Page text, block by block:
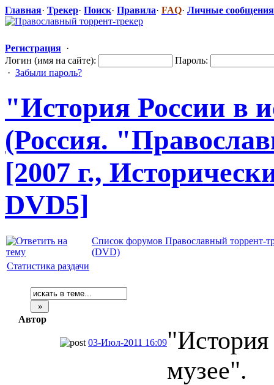
Главная· Трекер· Поиск· Правила· FAQ· Личные сообщения
Регистрация ·
Логин (имя на сайте):
Пароль:
· Забыли пароль?
"История России в
(Россия. "Правосл
[2007 г.,
DVD5]
Список форумов Православный торрент-
(DVD)
Статистика раздачи
Автор
03-Июл-2011 16:09"История
музее".